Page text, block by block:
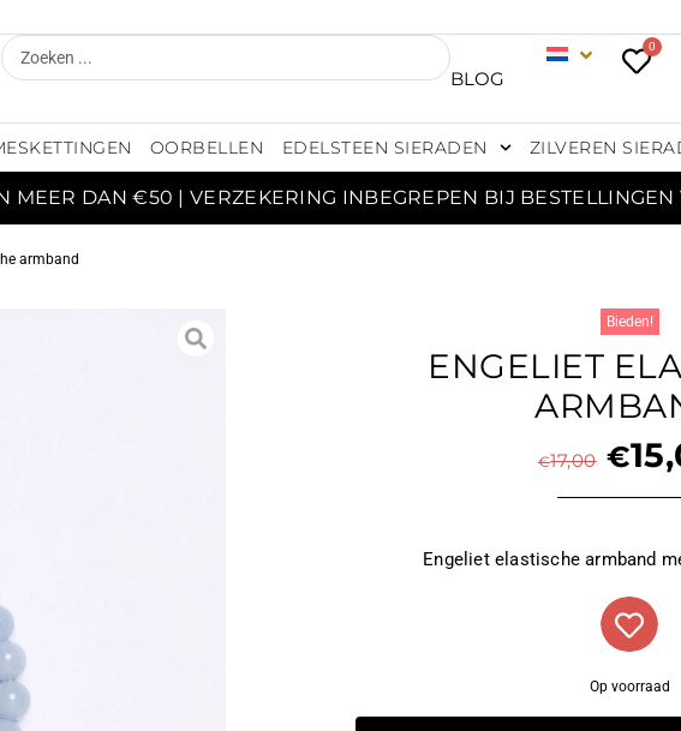
BLOG
0
OORBELLEN EDELSTEEN SIERADEN ZILVEREN
MEER DAN €50 | VERZEKERING INBEGREPEN BIJ
armband
Bieden!
ENGELIET
€17,00 €
Engeliet elastische armband
Op voorraad